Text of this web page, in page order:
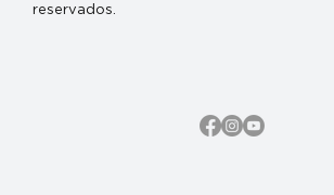
reservados.